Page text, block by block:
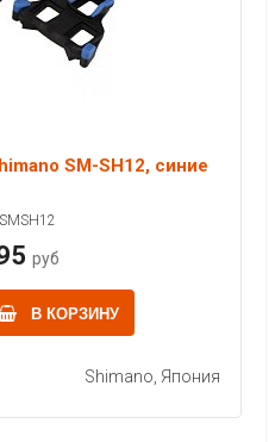
SM-SH12, синие
руб
В КОРЗИНУ
Shimano, Япония